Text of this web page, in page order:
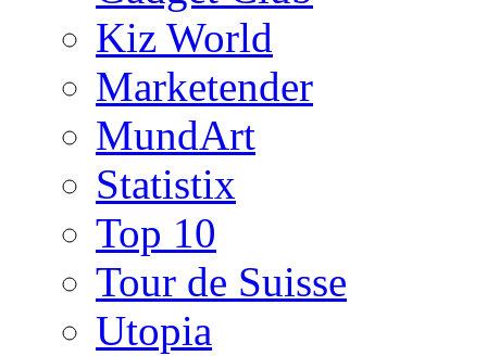
Kiz World
Marketender
MundArt
Statistix
Top 10
Tour de Suisse
Utopia